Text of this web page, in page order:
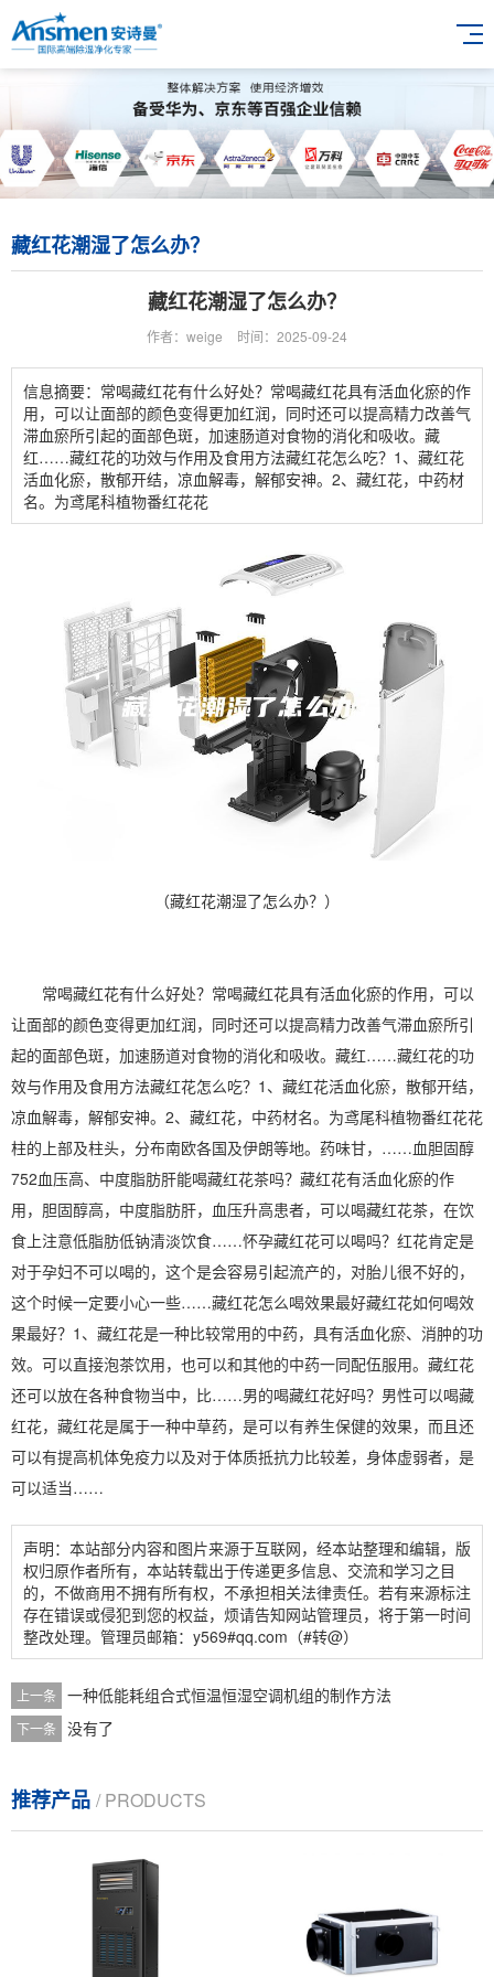
藏红花潮湿了怎么办？
藏红花潮湿了怎么办？
作者：weige 时间：2025-09-24
信息摘要：常喝藏红花有什么好处？常喝藏红花具有活血化瘀的作
用，可以让面部的颜色变得更加红润，同时还可以提高精力改善气
滞血瘀所引起的面部色斑，加速肠道对食物的消化和吸收。藏
红……藏红花的功效与作用及食用方法藏红花怎么吃？1、藏红花
活血化瘀，散郁开结，凉血解毒，解郁安神。2、藏红花，中药材
名。为鸢尾科植物番红花花
（藏红花潮湿了怎么办？）
常喝藏红花有什么好处？常喝藏红花具有活血化瘀的作用，可以
让面部的颜色变得更加红润，同时还可以提高精力改善气滞血瘀所引
起的面部色斑，加速肠道对食物的消化和吸收。藏红……藏红花的功
效与作用及食用方法藏红花怎么吃？1、藏红花活血化瘀，散郁开结，
凉血解毒，解郁安神。2、藏红花，中药材名。为鸢尾科植物番红花花
柱的上部及柱头，分布南欧各国及伊朗等地。药味甘，……血胆固醇
752血压高、中度脂肪肝能喝藏红花茶吗？藏红花有活血化瘀的作
用，胆固醇高，中度脂肪肝，血压升高患者，可以喝藏红花茶，在饮
食上注意低脂肪低钠清淡饮食……怀孕藏红花可以喝吗？红花肯定是
对于孕妇不可以喝的，这个是会容易引起流产的，对胎儿很不好的，
这个时候一定要小心一些……藏红花怎么喝效果最好藏红花如何喝效
果最好？1、藏红花是一种比较常用的中药，具有活血化瘀、消肿的功
效。可以直接泡茶饮用，也可以和其他的中药一同配伍服用。藏红花
还可以放在各种食物当中，比……男的喝藏红花好吗？男性可以喝藏
红花，藏红花是属于一种中草药，是可以有养生保健的效果，而且还
可以有提高机体免疫力以及对于体质抵抗力比较差，身体虚弱者，是
可以适当……
声明：本站部分内容和图片来源于互联网，经本站整理和编辑，版
权归原作者所有，本站转载出于传递更多信息、交流和学习之目
的，不做商用不拥有所有权，不承担相关法律责任。若有来源标注
存在错误或侵犯到您的权益，烦请告知网站管理员，将于第一时间
整改处理。管理员邮箱：y569#qq.com（#转@）
上一条 一种低能耗组合式恒温恒湿空调机组的制作方法
下一条 没有了
推荐产品 / PRODUCTS